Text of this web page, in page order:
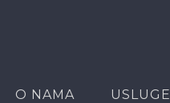
O NAMA USLUGE